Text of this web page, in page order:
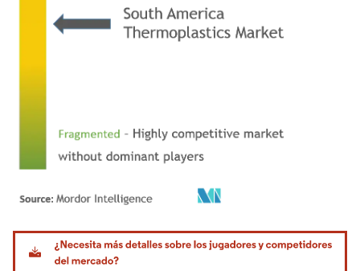
Imagen © Mordor Intelligence. El uso requiere atribución según CC BY 4.0.